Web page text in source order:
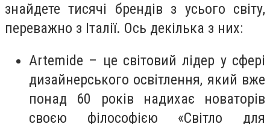
знайдете тисячі брендів з усього світу,
переважно з Італії. Ось декілька з них:
Artemide – це світовий лідер у сфері
дизайнерського освітлення, який вже
понад 60 років надихає новаторів
своєю філософією «Світло для